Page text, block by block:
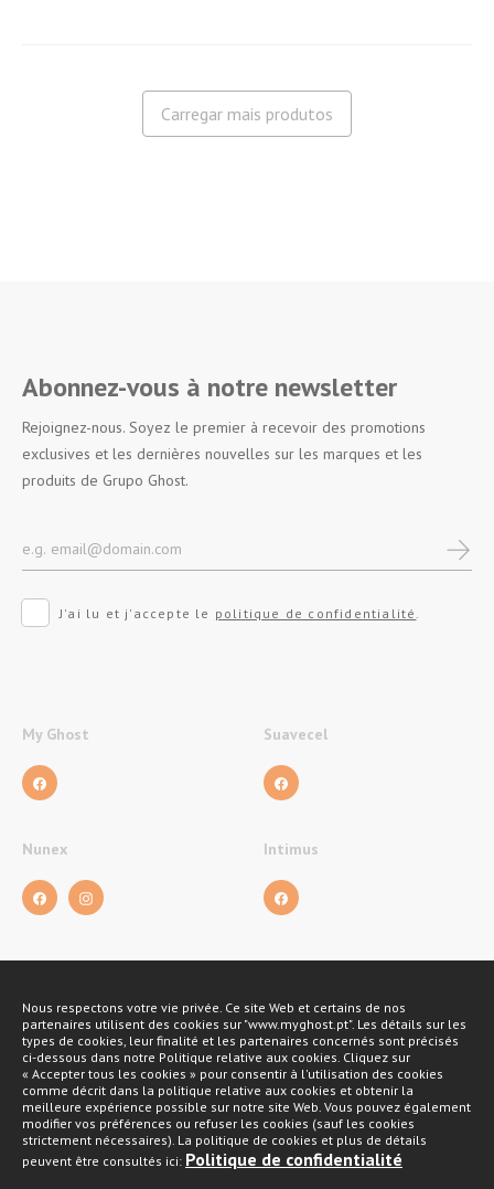
Carregar mais produtos
Abonnez-vous à notre newsletter
Rejoignez-nous. Soyez le premier à recevoir des promotions
exclusives et les dernières nouvelles sur les marques et les
produits de Grupo Ghost.
J'ai lu et j'accepte le politique de confidentialité.
My Ghost Suavecel
Nunex Intimus
Métodos de pagamento
Nous respectons votre vie privée. Ce site Web et certains de nos
partenaires utilisent des cookies sur "www.myghost.pt". Les détails sur les
types de cookies, leur finalité et les partenaires concernés sont précisés
ci-dessous dans notre Politique relative aux cookies. Cliquez sur
« Accepter tous les cookies » pour consentir à l'utilisation des cookies
comme décrit dans la politique relative aux cookies et obtenir la
meilleure expérience possible sur notre site Web. Vous pouvez également
modifier vos préférences ou refuser les cookies (sauf les cookies
strictement nécessaires). La politique de cookies et plus de détails
peuvent être consultés ici: Politique de confidentialité